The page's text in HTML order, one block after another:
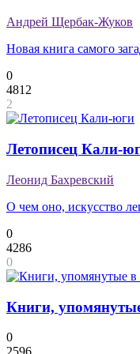
Андрей Щербак-Жуков
Новая книга самого
0
4812
2
Летописец Кали-
Леонид Бахревский
О чем оно, искусство
0
4286
0
Книги,
0